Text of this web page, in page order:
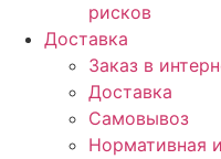
рисков
Доставка
Заказ в
Доставка
Самовывоз
Нормативная